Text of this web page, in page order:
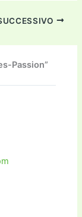
k
e
dI
n
n
di
vi
di
Passion”